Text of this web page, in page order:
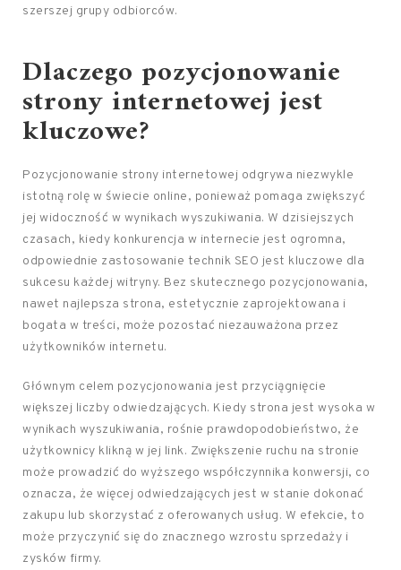
szerszej grupy odbiorców.
Dlaczego pozycjonowanie
strony internetowej jest
kluczowe?
Pozycjonowanie strony internetowej odgrywa niezwykle
istotną rolę w świecie online, ponieważ pomaga zwiększyć
jej widoczność w wynikach wyszukiwania. W dzisiejszych
czasach, kiedy konkurencja w internecie jest ogromna,
odpowiednie zastosowanie technik SEO jest kluczowe dla
sukcesu każdej witryny. Bez skutecznego pozycjonowania,
nawet najlepsza strona, estetycznie zaprojektowana i
bogata w treści, może pozostać niezauważona przez
użytkowników internetu.
Głównym celem pozycjonowania jest przyciągnięcie
większej liczby odwiedzających. Kiedy strona jest wysoka w
wynikach wyszukiwania, rośnie prawdopodobieństwo, że
użytkownicy klikną w jej link. Zwiększenie ruchu na stronie
może prowadzić do wyższego współczynnika konwersji, co
oznacza, że więcej odwiedzających jest w stanie dokonać
zakupu lub skorzystać z oferowanych usług. W efekcie, to
może przyczynić się do znacznego wzrostu sprzedaży i
zysków firmy.